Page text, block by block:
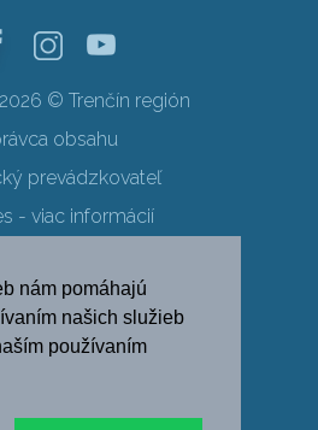
nám pomáhajú
našich služieb
používaním
© Trenčín región
obsahu
prevádzkovateľ
- viac informácií
osobných údajov
EN DE
PL